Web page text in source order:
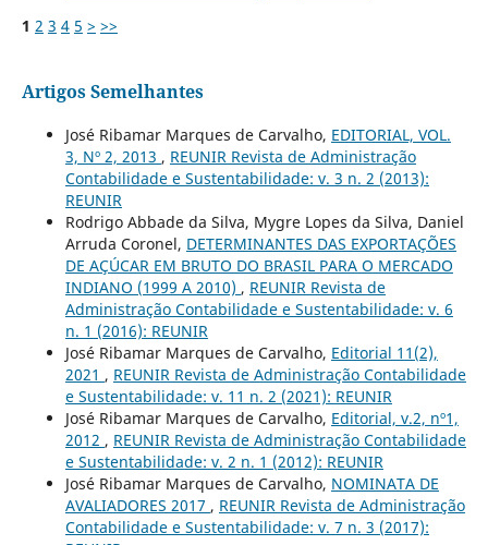
1 2 3 4 5 > >>
Artigos Semelhantes
José Ribamar Marques de Carvalho, EDITORIAL, VOL.
3, Nº 2, 2013 , REUNIR Revista de Administração
Contabilidade e Sustentabilidade: v. 3 n. 2 (2013):
REUNIR
Rodrigo Abbade da Silva, Mygre Lopes da Silva, Daniel
Arruda Coronel, DETERMINANTES DAS EXPORTAÇÕES
DE AÇÚCAR EM BRUTO DO BRASIL PARA O MERCADO
INDIANO (1999 A 2010) , REUNIR Revista de
Administração Contabilidade e Sustentabilidade: v. 6
n. 1 (2016): REUNIR
José Ribamar Marques de Carvalho, Editorial 11(2),
2021 , REUNIR Revista de Administração Contabilidade
e Sustentabilidade: v. 11 n. 2 (2021): REUNIR
José Ribamar Marques de Carvalho, Editorial, v.2, nº1,
2012 , REUNIR Revista de Administração Contabilidade
e Sustentabilidade: v. 2 n. 1 (2012): REUNIR
José Ribamar Marques de Carvalho, NOMINATA DE
AVALIADORES 2017 , REUNIR Revista de Administração
Contabilidade e Sustentabilidade: v. 7 n. 3 (2017):